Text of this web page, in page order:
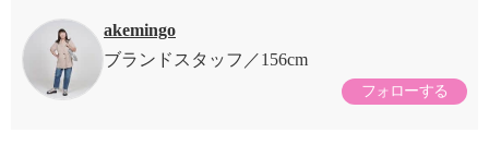
akemingo
ブランドスタッフ
156cm
フォローする